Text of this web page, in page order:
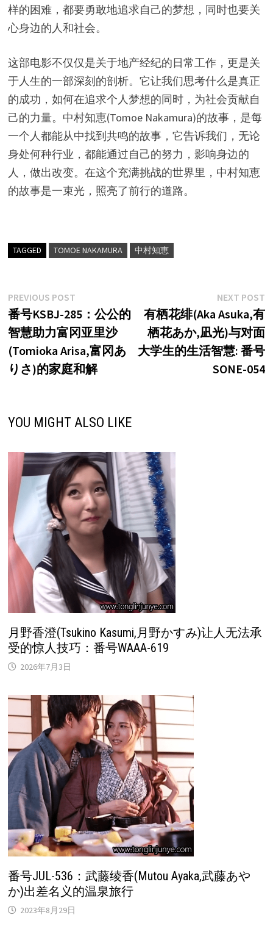
样的困难，都要勇敢地追求自己的梦想，同时也要关
心身边的人和社会。
这部电影不仅仅是关于地产经纪的日常工作，更是关
于人生的一部深刻的剖析。它让我们思考什么是真正
的成功，如何在追求个人梦想的同时，为社会贡献自
己的力量。中村知恵(Tomoe Nakamura)的故事，是每
一个人都能从中找到共鸣的故事，它告诉我们，无论
身处何种行业，都能通过自己的努力，影响身边的
人，做出改变。在这个充满挑战的世界里，中村知恵
的故事是一束光，照亮了前行的道路。
TAGGED TOMOE NAKAMURA 中村知恵
文
章
导
航
PREVIOUS POSTPrevious
post:
番号KSBJ-285：公公的
智慧助力富冈亚里沙
(Tomioka Arisa,富冈あ
りさ)的家庭和解
NEXT POST
有栖花绯(Aka Asuka,有
栖花あか,凪光)与对面
大学生的生活智慧: 番号
SONE-054
YOU MIGHT ALSO LIKE
月野香澄(Tsukino Kasumi,月野かすみ)让人无法承
受的惊人技巧：番号WAAA-619
2026年7月3日
番号JUL-536：武藤绫香(Mutou Ayaka,武藤あや
か)出差名义的温泉旅行
2023年8月29日